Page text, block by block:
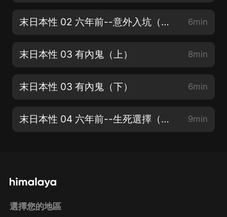
末日本性 02 六年前--意外入坑（下） 6min
末日本性 03 有內鬼（上） 8min
末日本性 03 有內鬼（下） 6min
末日本性 04 六年前--生死選擇（上） 9min
選擇您的地區